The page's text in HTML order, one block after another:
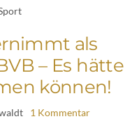
als
– Es hätte
können!
1 Kommentar